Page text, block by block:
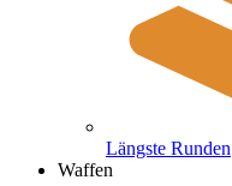
Längste Runden
Waffen